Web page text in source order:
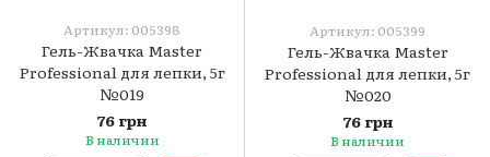
Артикул: 005398
Гель-Жвачка Master
Professional для лепки, 5г
№019
76 грн
В наличии
Артикул: 005399
Гель-Жвачка Master
Professional для лепки, 5г
№020
76 грн
В наличии